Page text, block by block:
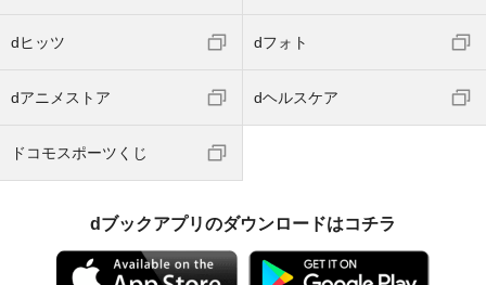
dヒッツ dフォト
dアニメストア dヘルスケア
ドコモスポーツくじ
dブックアプリのダウンロードはコチラ